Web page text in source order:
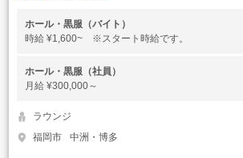
ホール・黒服（バイト）
時給 ¥1,600~ ※スタート時給です。
ホール・黒服（社員）
月給 ¥300,000～
ラウンジ
福岡市
中洲・博多